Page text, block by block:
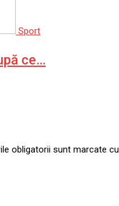
Sport
ce…
obligatorii sunt marcate cu